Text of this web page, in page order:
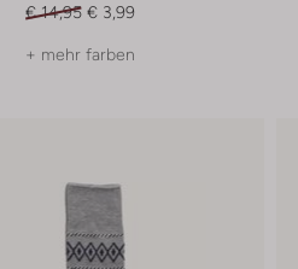
€ 14,95 € 3,99
+ mehr farben